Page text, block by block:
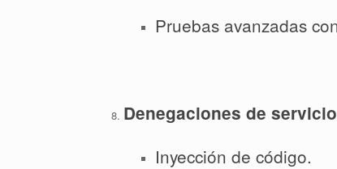
Pruebas avanzadas
Denegaciones de
Inyección de código.